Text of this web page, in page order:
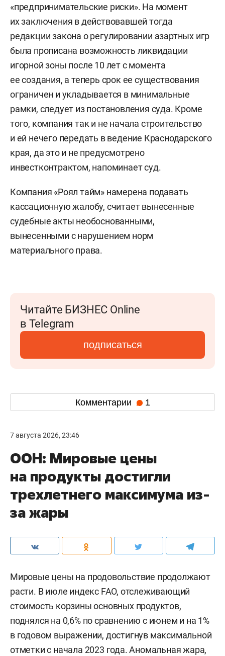
«предпринимательские риски». На момент
их заключения в действовавшей тогда
редакции закона о регулировании азартных игр
была прописана возможность ликвидации
игорной зоны после 10 лет с момента
ее создания, а теперь срок ее существования
ограничен и укладывается в минимальные
рамки, следует из постановления суда. Кроме
того, компания так и не начала строительство
и ей нечего передать в ведение Краснодарского
края, да это и не предусмотрено
инвестконтрактом, напоминает суд.
Компания «Роял тайм» намерена подавать
кассационную жалобу, считает вынесенные
судебные акты необоснованными,
вынесенными с нарушением норм
материального права.
Читайте БИЗНЕС Online
в Telegram
подписаться
Комментарии 1
7 августа 2026, 23:46
ООН: Мировые цены
на продукты достигли
трехлетнего максимума из-
за жары
Мировые цены на продовольствие продолжают
расти. В июле индекс FAO, отслеживающий
стоимость корзины основных продуктов,
поднялся на 0,6% по сравнению с июнем и на 1%
в годовом выражении, достигнув максимальной
отметки с начала 2023 года. Аномальная жара,